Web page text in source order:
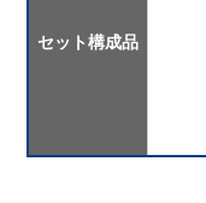
セット構成品